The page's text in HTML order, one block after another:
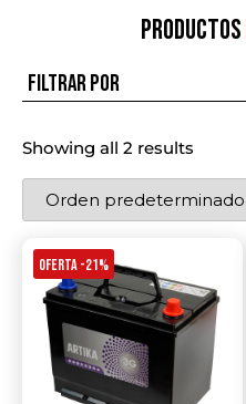
Productos
Filtrar por
Showing all 2 results
OFERTA -21%